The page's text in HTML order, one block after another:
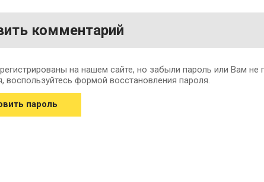
комментарий
на нашем сайте, но забыли пароль или Вам не
воспользуйтесь формой восстановления пароля.
пароль